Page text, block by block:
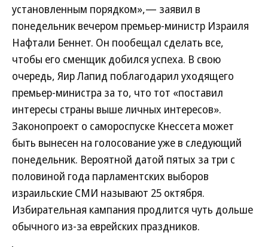
установленным порядком»,— заявил в
понедельник вечером премьер-министр Израиля
Нафтали Беннет. Он пообещал сделать все,
чтобы его сменщик добился успеха. В свою
очередь, Яир Лапид поблагодарил уходящего
премьер-министра за то, что тот «поставил
интересы страны выше личных интересов».
Законопроект о самороспуске Кнессета может
быть вынесен на голосование уже в следующий
понедельник. Вероятной датой пятых за три с
половиной года парламентских выборов
израильские СМИ называют 25 октября.
Избирательная кампания продлится чуть дольше
обычного из-за еврейских праздников.